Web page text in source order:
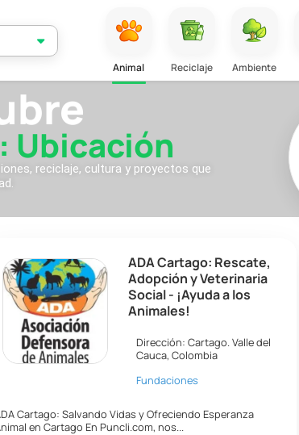
Animal Reciclaje Ambiente
Ubicación
reciclaje, cultura y proyectos que
ADA Cartago: Rescate,
Adopción y Veterinaria
Social - ¡Ayuda a los
Animales!
Dirección:Cartago.Valle del
Cauca,Colombia
Fundaciones
Cartago: Salvando Vidas y Ofreciendo Esperanza
en Cartago En Puncli.com, nos...